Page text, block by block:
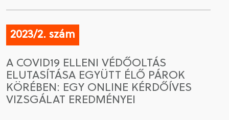
2023/2. szám
A COVID19 ELLENI VÉDŐOLTÁS
ELUTASÍTÁSA EGYÜTT ÉLŐ PÁROK
KÖRÉBEN: EGY ONLINE KÉRDŐÍVES
VIZSGÁLAT EREDMÉNYEI